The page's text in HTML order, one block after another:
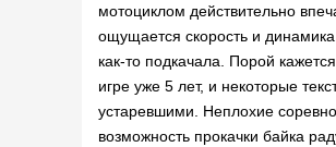
мотоциклом действительно
ощущается скорость и
как-то подкачала. Порой
игре уже 5 лет, и некоторые
устаревшими. Неплохие
возможность прокачки байка